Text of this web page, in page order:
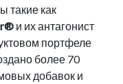
такие как
и их антагонист
портфеле
более 70
добавок и